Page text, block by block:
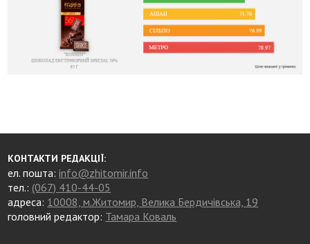
КОНТАКТИ РЕДАКЦІЇ:
ел. пошта:info@zhitomir.info
тел.: (067) 410-44-05
адреса: 10008, м.Житомир, Велика Бердичівська, 19
головний редактор: Тамара Коваль